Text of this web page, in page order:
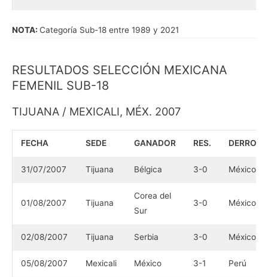
NOTA: Categoría Sub-18 entre 1989 y 2021
RESULTADOS SELECCIÓN MEXICANA
FEMENIL SUB-18
TIJUANA / MEXICALI, MÉX. 2007
FECHA SEDE GANADOR RES.
31/07/2007 Tijuana Bélgica 3-0 México
01/08/2007 Tijuana
Corea del
Sur
3-0 México
02/08/2007 Tijuana Serbia 3-0 México
05/08/2007 Mexicali México 3-1 Perú